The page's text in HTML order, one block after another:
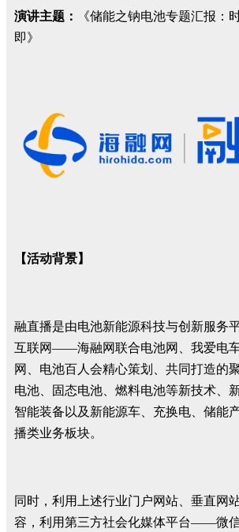
演讲主题：
《储能之钠电池专题汇报：
即》
【活动背景】
融直播是由电池新能源科技与创新服务
互联网——海融网联合电池网、我爱电
网、电池百人会精心策划、共同打造的
电池、固态电池、燃料电池等新技术、
智能装备以及新能源车、充换电、储能
播类业务板块。
同时，利用上述行业门户网站、垂直网
容，利用第三方社会化媒体平台——微信